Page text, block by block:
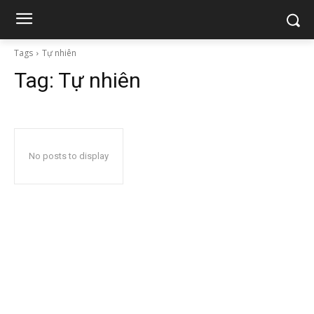
Tags Tự nhiên
Tag: Tự nhiên
No posts to display